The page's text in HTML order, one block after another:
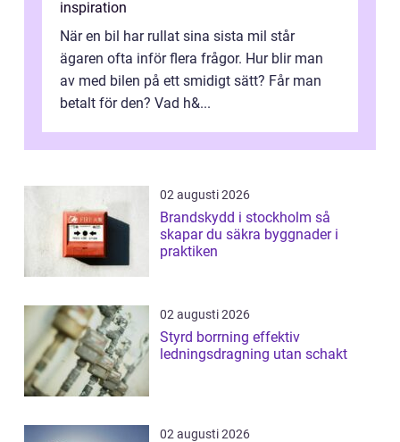
inspiration
När en bil har rullat sina sista mil står
ägaren ofta inför flera frågor. Hur blir man
av med bilen på ett smidigt sätt? Får man
betalt för den? Vad h&...
02 augusti 2026
Brandskydd i stockholm så
skapar du säkra byggnader i
praktiken
02 augusti 2026
Styrd borrning effektiv
ledningsdragning utan schakt
02 augusti 2026